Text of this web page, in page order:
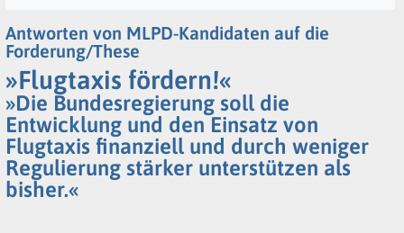
Antworten von MLPD-Kandidaten auf die
Forderung/These
»Flugtaxis fördern!«
»Die Bundesregierung soll die
Entwicklung und den Einsatz von
Flugtaxis finanziell und durch weniger
Regulierung stärker unterstützen als
bisher.«